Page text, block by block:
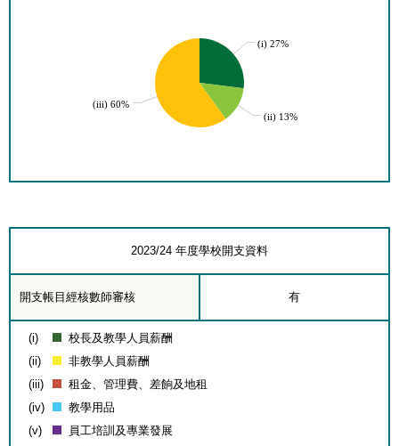
(i) 27%
(ii) 13%
(iii) 60%
2023/24 年度學校開支資料
開支帳目經核數師審核 有
(i)
校長及教學人員薪酬
(ii)
非教學人員薪酬
(iii)
租金、管理費、差餉及地租
(iv)
教學用品
(v)
員工培訓及專業發展